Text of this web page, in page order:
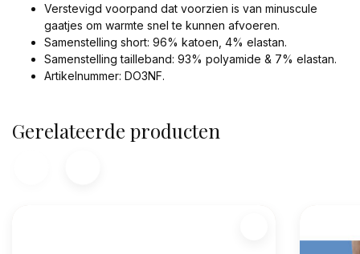
Verstevigd voorpand dat voorzien is van minuscule
gaatjes om warmte snel te kunnen afvoeren.
Samenstelling short: 96% katoen, 4% elastan.
Samenstelling tailleband: 93% polyamide & 7% elastan.
Artikelnummer: DO3NF.
Gerelateerde producten